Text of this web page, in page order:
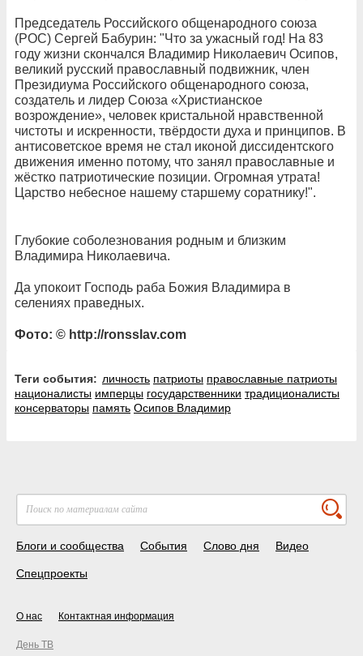
Председатель Российского общенародного союза
(РОС) Сергей Бабурин: "Что за ужасный год! На 83
году жизни скончался Владимир Николаевич Осипов,
великий русский православный подвижник, член
Президиума Российского общенародного союза,
создатель и лидер Союза «Христианское
возрождение», человек кристальной нравственной
чистоты и искренности, твёрдости духа и принципов. В
антисоветское время не стал иконой диссидентского
движения именно потому, что занял православные и
жёстко патриотические позиции. Огромная утрата!
Царство небесное нашему старшему соратнику!".
Глубокие соболезнования родным и близким
Владимира Николаевича.
Да упокоит Господь раба Божия Владимира в
селениях праведных.
Фото: © http://ronsslav.com
Теги события: личность патриоты православные патриоты
националисты имперцы государственники традиционалисты
консерваторы память Осипов Владимир
Блоги и сообщества События Слово дня Видео
Спецпроекты
О нас Контактная информация
День ТВ